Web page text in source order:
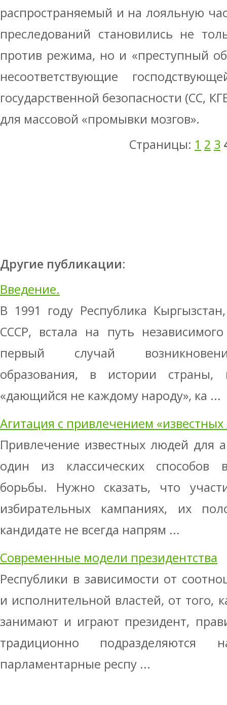
распространяемый и на лояльную
преследований становились не
против режима, но и «преступный
несоответствующие
государственной безопасности (СС,
для массовой «промывки мозгов».
Страницы: 1 2 3
Другие публикации:
Введение.
В 1991 году Республика
СССР, встала на путь
первый случай
образования, в истории
«дающийся не каждому народу», ка ...
Агитация с привлечением
Привлечение известных людей для
один из классических способов
борьбы. Нужно сказать, что
избирательных кампаниях, их
кандидате не всегда напрям ...
Современные модели президентства
Республики в зависимости от
и исполнительной властей, от того,
занимают и играют президент,
традиционно подразделяются
парламентарные респу ...